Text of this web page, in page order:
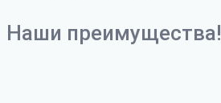
Наши преимущества!